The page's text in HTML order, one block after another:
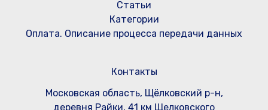
Статьи
Категории
Оплата. Описание процесса передачи данных
Контакты
Московская область, Щёлковский р-н,
деревня Райки, 41 км Щелковского